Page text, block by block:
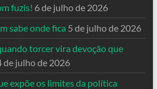
fuzis! 6 de julho de 2026
sabe onde fica 5 de julho de 2026
torcer vira devoção que
de julho de 2026
expõe os limites da política